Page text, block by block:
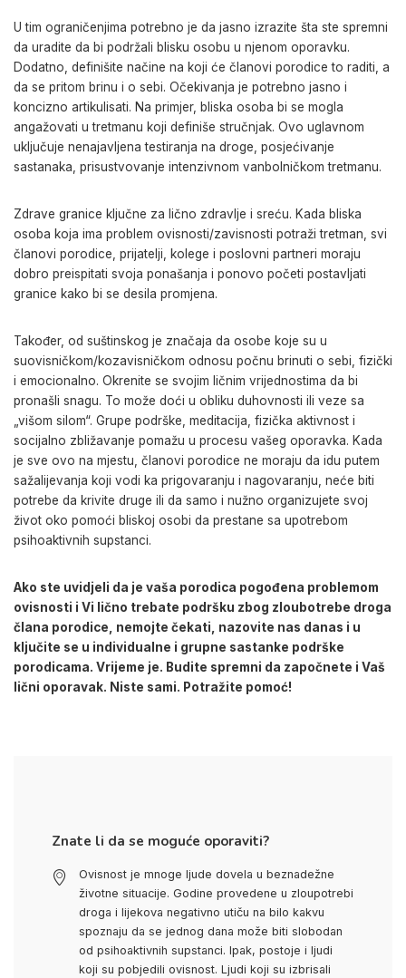
U tim ograničenjima potrebno je da jasno izrazite šta ste spremni
da uradite da bi podržali blisku osobu u njenom oporavku.
Dodatno, definišite načine na koji će članovi porodice to raditi, a
da se pritom brinu i o sebi. Očekivanja je potrebno jasno i
koncizno artikulisati. Na primjer, bliska osoba bi se mogla
angažovati u tretmanu koji definiše stručnjak. Ovo uglavnom
uključuje nenajavljena testiranja na droge, posjećivanje
sastanaka, prisustvovanje intenzivnom vanbolničkom tretmanu.
Zdrave granice ključne za lično zdravlje i sreću. Kada bliska
osoba koja ima problem ovisnosti/zavisnosti potraži tretman, svi
članovi porodice, prijatelji, kolege i poslovni partneri moraju
dobro preispitati svoja ponašanja i ponovo početi postavljati
granice kako bi se desila promjena.
Također, od suštinskog je značaja da osobe koje su u
suovisničkom/kozavisničkom odnosu počnu brinuti o sebi, fizički
i emocionalno. Okrenite se svojim ličnim vrijednostima da bi
pronašli snagu. To može doći u obliku duhovnosti ili veze sa
„višom silom“. Grupe podrške, meditacija, fizička aktivnost i
socijalno zbližavanje pomažu u procesu vašeg oporavka. Kada
je sve ovo na mjestu, članovi porodice ne moraju da idu putem
sažalijevanja koji vodi ka prigovaranju i nagovaranju, neće biti
potrebe da krivite druge ili da samo i nužno organizujete svoj
život oko pomoći bliskoj osobi da prestane sa upotrebom
psihoaktivnih supstanci.
Ako ste uvidjeli da je vaša porodica pogođena problemom
ovisnosti i Vi lično trebate podršku zbog zloubotrebe droga
člana porodice, nemojte čekati, nazovite nas danas i u
ključite se u individualne i grupne sastanke podrške
porodicama. Vrijeme je. Budite spremni da započnete i Vaš
lični oporavak. Niste sami. Potražite pomoć!
Znate li da se moguće oporaviti?
Ovisnost je mnoge ljude dovela u beznadežne
životne situacije. Godine provedene u zloupotrebi
droga i lijekova negativno utiču na bilo kakvu
spoznaju da se jednog dana može biti slobodan
od psihoaktivnih supstanci. Ipak, postoje i ljudi
koji su pobjedili ovisnost. Ljudi koji su izbrisali